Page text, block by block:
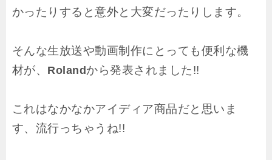
かったりすると意外と大変だったりします。
そんな生放送や動画制作にとっても便利な機
材が、 Roland から発表されました!!
これはなかなかアイディア商品だと思いま
す、流行っちゃうね!!